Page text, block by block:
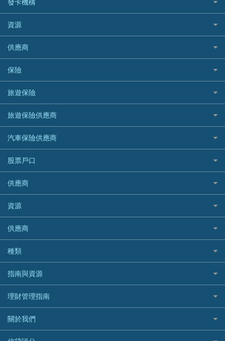
財務公司貸款
免入息貸款
免TU貸款
急借錢
緊急貸款比較
最佳小額貸款比較
易批必批貸款
24小時貸款
最佳循環貸款
Citibank 花旗銀行
CNCBI 信銀國際
CreFIT 維信
DBS 星展銀行
DSB 大新銀行
HSBC 滙豐銀行貸款
K Cash 貸款
Mox 銀行
National Resources 中潤物業按揭
OCBC 華僑銀行
PrimeCredit 安信信貸
Promise 邦民日本財務
Rabbit Credit月兔信貸
Standard Chartered 渣打銀行
UA 亞洲聯合財務
WeLab Bank
WeLend 貸款
個人貸款有用資訊
清卡數貸款教學
循環貸款教學
個人化貸款產品推介 🔥全新
供樓利息扣稅
最佳貸款app
精選外幣網購信用卡
尊尚信用卡
公司信用卡
電子錢包信用卡
日本遊信用卡攻略
韓國遊信用卡攻略
台灣遊信用卡攻略
機場貴賓室信用卡
銀聯信用卡
高獎賞信用卡推薦
酒店信用卡
Citibank花旗銀行
AE美國運通
DBS星展銀行
HSBC滙豐銀行
Mox
信銀國際
大新銀行
恒生銀行
Standard Chartered渣打銀行
東亞銀行
SIM
Airwallex信用卡
資源
Black Friday優惠
淘寶付款方式
一田購物優惠日
SOGO感謝祭
HKTVmall優惠碼
交稅優惠
酒店優惠碼
機票優惠碼
供應商
八達通自動增值信用卡
保險
旅遊保險
汽車保險
家居保險
家傭保險
寵物保險
定期人壽保險
危疾保險
年金資訊
樓宇火險
旅遊保險
日本旅遊保險及資訊
泰國旅遊保險及資訊
台灣旅遊保險及資訊
韓國旅遊保險及資訊
歐洲旅遊保險及資訊
越南旅遊保險及資訊
澳洲旅遊保險及資訊
長者嘆世界
家庭親子遊
自駕遊比較
相機有得保
專為孕婦設計的最佳旅遊保險
最佳滑雪旅遊保險
最適合BB的旅遊保險
旅遊保險供應商
AXA 安盛
AIG 美亞
Allianz 安聯
Allied World 世聯
Avo
中國銀行
Bolttech 保特
Blue Cross 藍十字
中國平安
HSBC滙豐銀行
MSIG 三井住友
Prudential 保誠
汽車保險供應商
大新汽車保險
中銀汽車保險
Allianz安聯汽車保險
bolttech保障汽車保險
Zurich蘇黎世汽車保險
QBE昆士蘭汽車保險
平安汽車保險
股票戶口
富途證券
IB盈透證券
老虎證券
uSMART 盈立證券
華盛証券
長橋證券
WeBull微牛證券
漲樂全球通｜華泰國際
OSL
供應商
富途牛牛好唔好？
Webull微牛證券好唔好？
Longbridge長橋證券好唔好？
老虎證券好唔好？
華盛証券好唔好？
漲樂全球通好唔好？
IB盈透證券好唔好？
盈立證券 uSMART 好唔好？
Stashaway好唔好？
資源
股票戶口開戶
證券行邊間好？
港股5隻高息ETF精選
什麼是ETF？
香港30大高息股排行
黃金ETF懶人包
最值得注意的比特幣ETF
選股策略：五步調查攻略
供應商
銀行戶口比較
尊尚銀行戶口
Citi Plus
中信銀行inMotion
Airwallex銀行
種類
定期存款
港元定存
人民幣定存
美元定存
英鎊定存
指南與資源
理財資訊
識慳識賺
債務管理
投資理財
理財管理指南
常用相關詞彙
MoneyHero電子報
關於我們